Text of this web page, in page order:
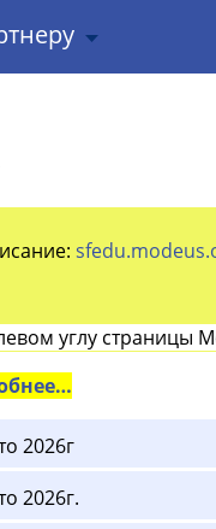
углу страницы
2026г
2026г.